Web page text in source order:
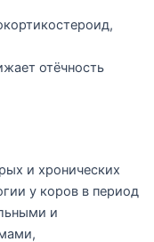
отёчность
и хронических
у коров в период
и